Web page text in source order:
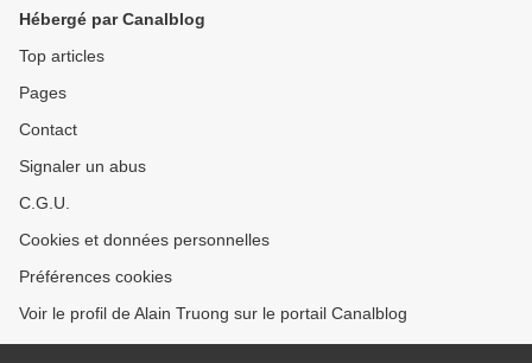
Hébergé par Canalblog
Top articles
Pages
Contact
Signaler un abus
C.G.U.
Cookies et données personnelles
Préférences cookies
Voir le profil de Alain Truong sur le portail Canalblog